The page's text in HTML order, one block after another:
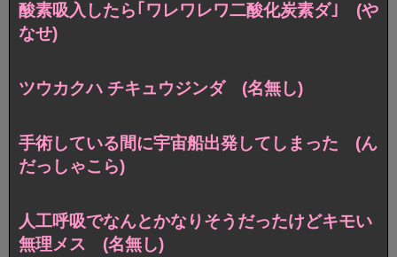
酸素吸入したら｢ワレワレワ二酸化炭素ダ｣ (や
なせ)
ツウカクハ チキュウジンダ (名無し)
手術している間に宇宙船出発してしまった (ん
だっしゃこら)
人工呼吸でなんとかなりそうだったけどキモい
無理メス (名無し)